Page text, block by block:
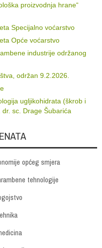
proizvodnja hrane“
Specijalno voćarstvo
Opće voćarstvo
industrije održanog
održan 9.2.2026.
ugljikohidrata (škrob i
sc. Drage Šubarića
općeg smjera
tehnologije